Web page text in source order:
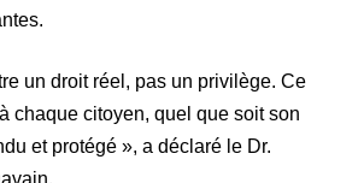
un droit réel, pas un privilège. Ce
chaque citoyen, quel que soit son
et protégé », a déclaré le Dr.